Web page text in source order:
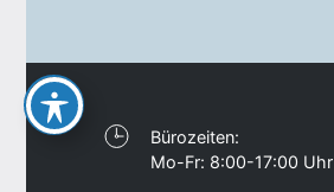
Bürozeiten:
Mo-Fr: 8:00-17:00 Uhr